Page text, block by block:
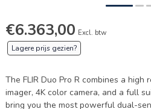
€6.363,00 Excl. btw
Lagere prijs gezien?
The FLIR Duo Pro R combines a
imager, 4K color camera, and a full
bring you the most powerful dual-